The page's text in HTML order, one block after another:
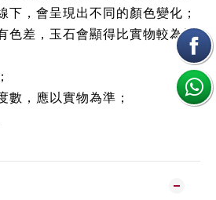
下，會呈現出不同的顏色變化；
色差，玉石會顯得比實物較為鮮
數，應以實物為準；